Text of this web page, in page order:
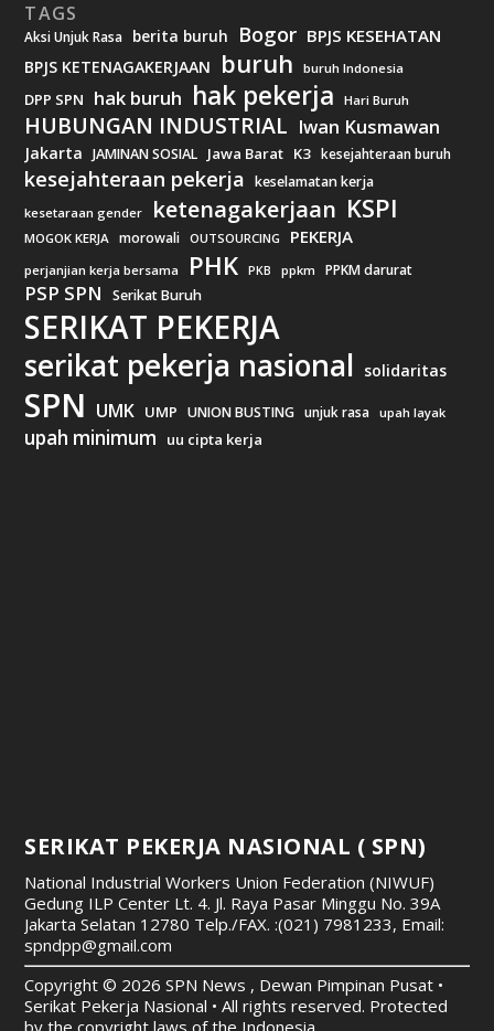
TAGS
Aksi Unjuk Rasa berita buruh Bogor BPJS KESEHATAN
BPJS KETENAGAKERJAAN buruh buruh Indonesia
DPP SPN hak buruh hak pekerja Hari Buruh
HUBUNGAN INDUSTRIAL Iwan Kusmawan
Jakarta JAMINAN SOSIAL Jawa Barat K3 kesejahteraan buruh
kesejahteraan pekerja keselamatan kerja
kesetaraan gender ketenagakerjaan KSPI
MOGOK KERJA morowali OUTSOURCING PEKERJA
perjanjian kerja bersama PHK PKB ppkm PPKM darurat
PSP SPN Serikat Buruh
SERIKAT PEKERJA
serikat pekerja nasional solidaritas
SPN UMK UMP UNION BUSTING unjuk rasa upah layak
upah minimum uu cipta kerja
SERIKAT PEKERJA NASIONAL ( SPN)
National Industrial Workers Union Federation (NIWUF)
Gedung ILP Center Lt. 4. Jl. Raya Pasar Minggu No. 39A
Jakarta Selatan 12780 Telp./FAX. :(021) 7981233, Email:
spndpp@gmail.com
Copyright © 2026 SPN News , Dewan Pimpinan Pusat •
Serikat Pekerja Nasional • All rights reserved. Protected